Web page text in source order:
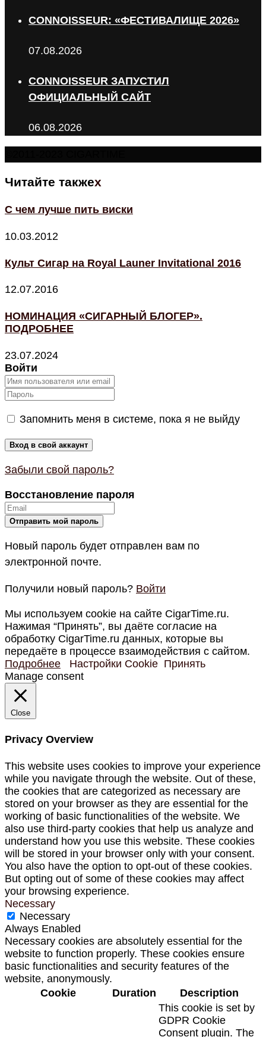
CONNOISSEUR: «ФЕСТИВАЛИЩЕ 2026»
07.08.2026
CONNOISSEUR ЗАПУСТИЛ
ОФИЦИАЛЬНЫЙ САЙТ
06.08.2026
Читайте такжеx
С чем лучше пить виски
10.03.2012
Культ Сигар на Royal Launer Invitational 2016
12.07.2016
НОМИНАЦИЯ «СИГАРНЫЙ БЛОГЕР».
ПОДРОБНЕЕ
23.07.2024
Войти
Запомнить меня в системе, пока я не выйду
Забыли свой пароль?
Восстановление пароля
Новый пароль будет отправлен вам по
электронной почте.
Получили новый пароль? Войти
Мы используем cookie на сайте CigarTime.ru.
Нажимая “Принять”, вы даёте согласие на
обработку CigarTime.ru данных, которые вы
передаёте в процессе взаимодействия с сайтом.
Подробнее
Настройки Cookie Принять
Manage consent
Close
Privacy Overview
This website uses cookies to improve your experience
while you navigate through the website. Out of these,
the cookies that are categorized as necessary are
stored on your browser as they are essential for the
working of basic functionalities of the website. We
also use third-party cookies that help us analyze and
understand how you use this website. These cookies
will be stored in your browser only with your consent.
You also have the option to opt-out of these cookies.
But opting out of some of these cookies may affect
your browsing experience.
Necessary
Necessary
Always Enabled
Necessary cookies are absolutely essential for the
website to function properly. These cookies ensure
basic functionalities and security features of the
website, anonymously.
Cookie
Duration
Description
This cookie is set by
GDPR Cookie
Consent plugin. The